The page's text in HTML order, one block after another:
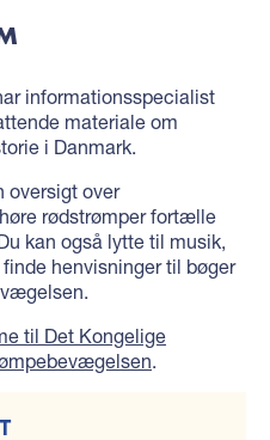
informationsspecialist
materiale om
i Danmark.
oversigt over
rødstrømper fortælle
kan også lytte til musik,
henvisninger til bøger
til Det Kongelige